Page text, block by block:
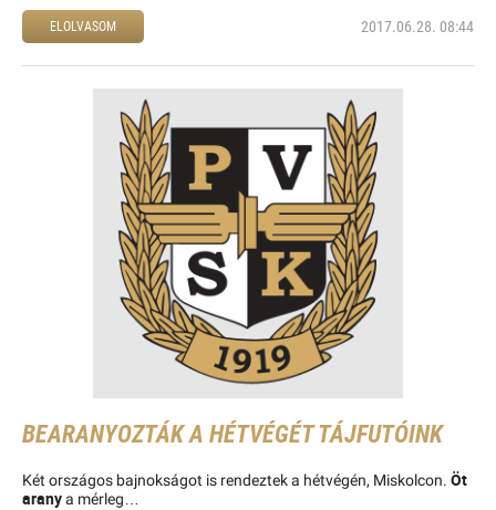
ELOLVASOM 2017.06.28. 08:44
BEARANYOZTÁK A HÉTVÉGÉT TÁJFUTÓINK
Két országos bajnokságot is rendeztek a hétvégén, Miskolcon. Öt
aranya mérleg…